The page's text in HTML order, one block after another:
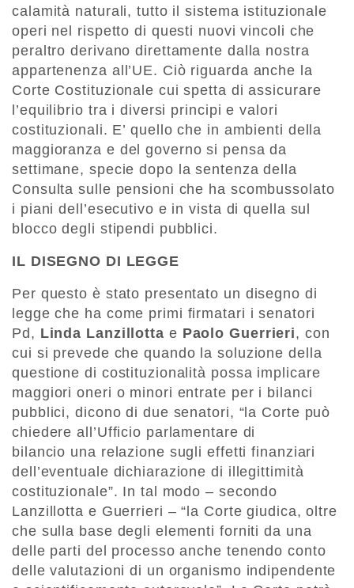
calamità naturali, tutto il sistema istituzionale
operi nel rispetto di questi nuovi vincoli che
peraltro derivano direttamente dalla nostra
appartenenza all’UE. Ciò riguarda anche la
Corte Costituzionale cui spetta di assicurare
l’equilibrio tra i diversi principi e valori
costituzionali. E’ quello che in ambienti della
maggioranza e del governo si pensa da
settimane, specie dopo la sentenza della
Consulta sulle pensioni che ha scombussolato
i piani dell’esecutivo e in vista di quella sul
blocco degli stipendi pubblici.
IL DISEGNO DI LEGGE
Per questo è stato presentato un disegno di
legge che ha come primi firmatari i senatori
Pd, Linda Lanzillotta e Paolo Guerrieri, con
cui si prevede che quando la soluzione della
questione di costituzionalità possa implicare
maggiori oneri o minori entrate per i bilanci
pubblici, dicono di due senatori, “la Corte può
chiedere all’Ufficio parlamentare di
bilancio una relazione sugli effetti finanziari
dell’eventuale dichiarazione di illegittimità
costituzionale”. In tal modo – secondo
Lanzillotta e Guerrieri – “la Corte giudica, oltre
che sulla base degli elementi forniti da una
delle parti del processo anche tenendo conto
delle valutazioni di un organismo indipendente